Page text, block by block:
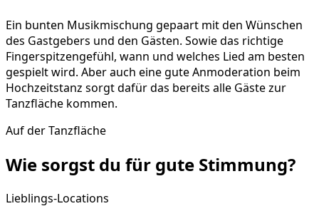
Ein bunten Musikmischung gepaart mit den Wünschen
des Gastgebers und den Gästen. Sowie das richtige
Fingerspitzengefühl, wann und welches Lied am besten
gespielt wird. Aber auch eine gute Anmoderation beim
Hochzeitstanz sorgt dafür das bereits alle Gäste zur
Tanzfläche kommen.
Auf der Tanzfläche
Wie sorgst du für gute Stimmung?
Lieblings-Locations